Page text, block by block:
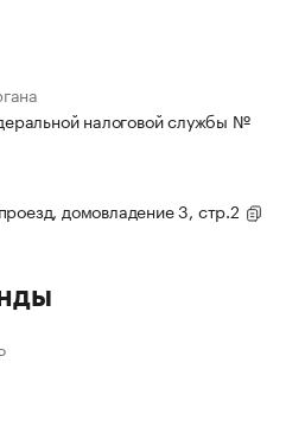
налоговой службы №
домовладение 3, стр.2